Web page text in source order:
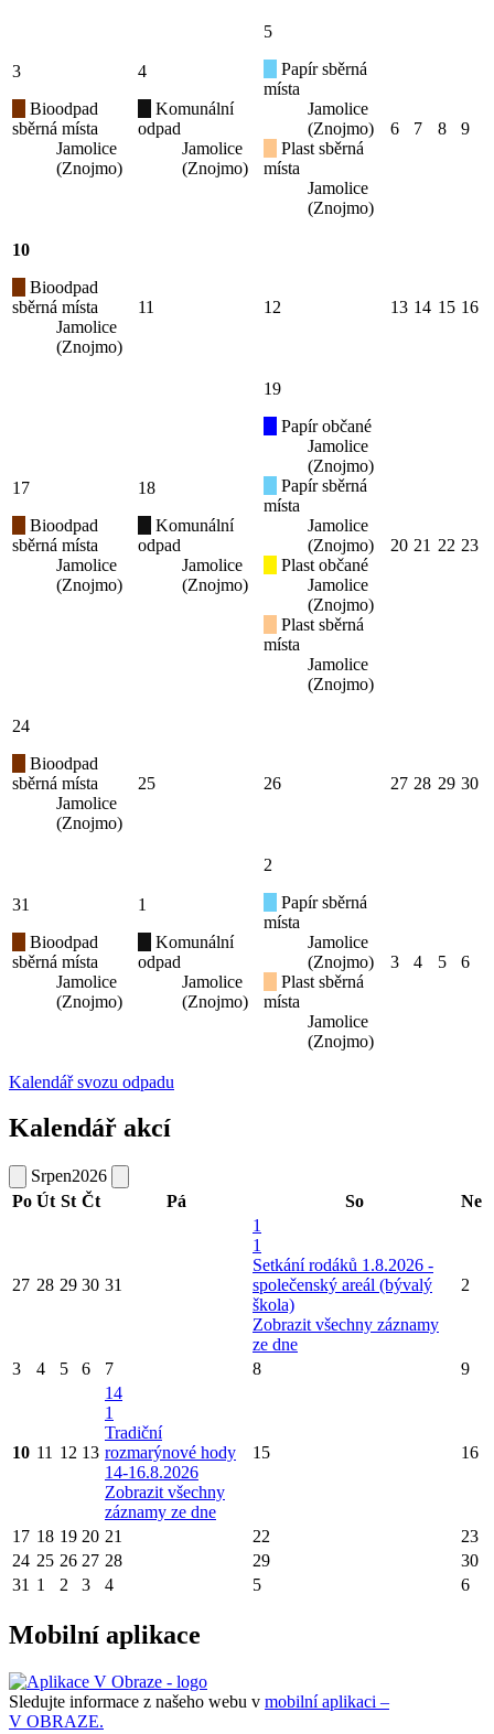
3
Bioodpad
sběrná místa
Jamolice
(Znojmo)
4
Komunální
odpad
Jamolice
(Znojmo)
5
Papír sběrná
místa
Jamolice
(Znojmo)
Plast sběrná
místa
Jamolice
(Znojmo)
6 7 8 9
10
Bioodpad
sběrná místa
Jamolice
(Znojmo)
11 12 13 14 15 16
17
Bioodpad
sběrná místa
Jamolice
(Znojmo)
18
Komunální
odpad
Jamolice
(Znojmo)
19
Papír občané
Jamolice
(Znojmo)
Papír sběrná
místa
Jamolice
(Znojmo)
Plast občané
Jamolice
(Znojmo)
Plast sběrná
místa
Jamolice
(Znojmo)
20 21 22 23
24
Bioodpad
sběrná místa
Jamolice
(Znojmo)
25 26 27 28 29 30
31
Bioodpad
sběrná místa
Jamolice
(Znojmo)
1
Komunální
odpad
Jamolice
(Znojmo)
2
Papír sběrná
místa
Jamolice
(Znojmo)
Plast sběrná
místa
Jamolice
(Znojmo)
3 4 5 6
Kalendář svozu odpadu
Kalendář akcí
Srpen2026
Po Út St Čt Pá So Ne
27 28 29 30 31
1
1
Setkání rodáků 1.8.2026 -
společenský areál (bývalý
škola)
Zobrazit všechny záznamy
ze dne
2
3 4 5 6 7 8 9
10 11 12 13
14
1
Tradiční
rozmarýnové hody
14-16.8.2026
Zobrazit všechny
záznamy ze dne
15 16
17 18 19 20 21 22
23
24 25 26 27 28 29
30
31 1 2 3 4 5 6
Mobilní aplikace
Sledujte informace z našeho webu v mobilní aplikaci –
V OBRAZE.